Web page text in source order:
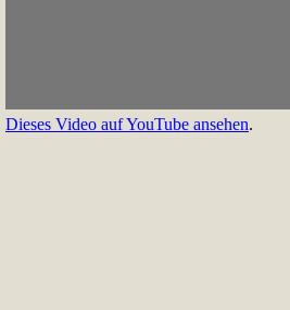
Dieses Video auf YouTube ansehen.